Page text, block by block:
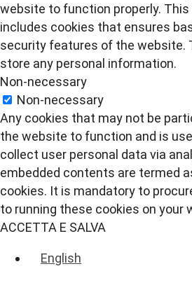
website to function properly.
includes cookies that ensures
security features of the website.
store any personal information.
Non-necessary
Non-necessary
Any cookies that may not be
the website to function and is
collect user personal data via
embedded contents are termed
cookies. It is mandatory to
to running these cookies on your
ACCETTA E SALVA
English